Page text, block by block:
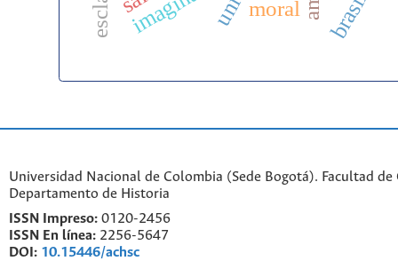
moral brasil
Universidad Nacional de Colombia (Sede Bogotá). Facultad de
Departamento de Historia
ISSN Impreso: 0120-2456
ISSN En línea: 2256-5647
DOI: 10.15446/achsc